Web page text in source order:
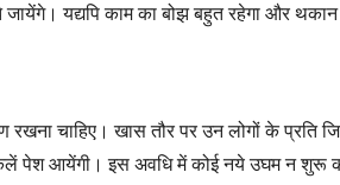
यद्यपि काम का बोझ बहुत रहेगा और थकान
रखना चाहिए। खास तौर पर उन लोगों के प्रति
पेश आयेंगी। इस अवधि में कोई नये उघम न शुरू